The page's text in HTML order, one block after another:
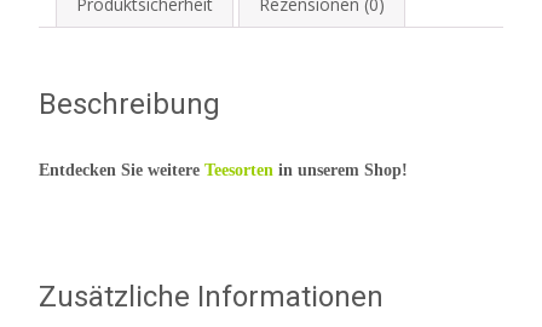
Beschreibung
Entdecken Sie weitere Teesorten in unserem Shop!
Zusätzliche Informationen